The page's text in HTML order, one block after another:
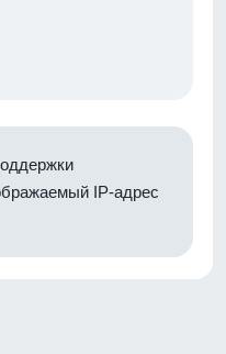
IP-адрес